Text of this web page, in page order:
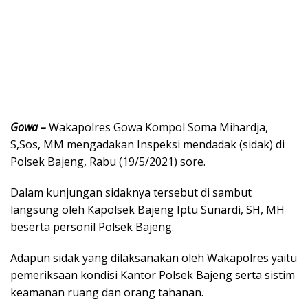
Gowa –Wakapolres Gowa Kompol Soma Mihardja,
S,Sos, MM mengadakan Inspeksi mendadak (sidak) di
Polsek Bajeng, Rabu (19/5/2021) sore.
Dalam kunjungan sidaknya tersebut di sambut
langsung oleh Kapolsek Bajeng Iptu Sunardi, SH, MH
beserta personil Polsek Bajeng.
Adapun sidak yang dilaksanakan oleh Wakapolres yaitu
pemeriksaan kondisi Kantor Polsek Bajeng serta sistim
keamanan ruang dan orang tahanan.